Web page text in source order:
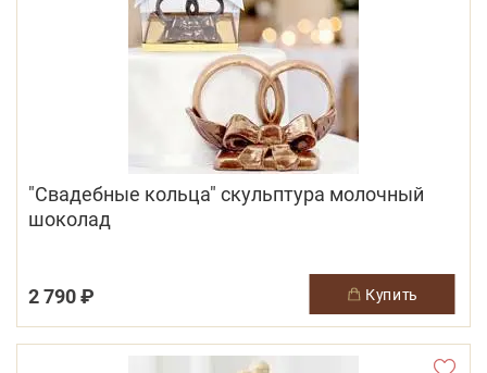
"Свадебные кольца" скульптура молочный
шоколад
2 790 ₽ купить